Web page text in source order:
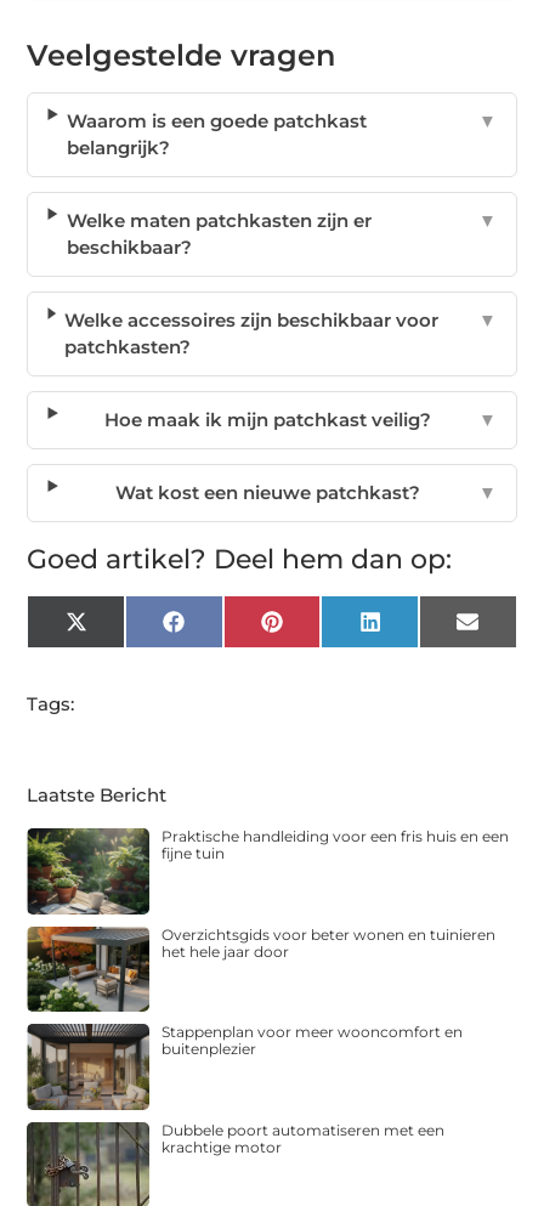
Veelgestelde vragen
Waarom is een goede patchkast
belangrijk?
▼
Welke maten patchkasten zijn er
beschikbaar?
▼
Welke accessoires zijn beschikbaar voor
patchkasten?
▼
Hoe maak ik mijn patchkast veilig? ▼
Wat kost een nieuwe patchkast? ▼
Goed artikel? Deel hem dan op:
X
(Twitter)
FacebookPinterest LinkedIn Email
Tags:
Laatste Bericht
Praktische handleiding voor een fris huis en een
fijne tuin
Overzichtsgids voor beter wonen en tuinieren
het hele jaar door
Stappenplan voor meer wooncomfort en
buitenplezier
Dubbele poort automatiseren met een
krachtige motor